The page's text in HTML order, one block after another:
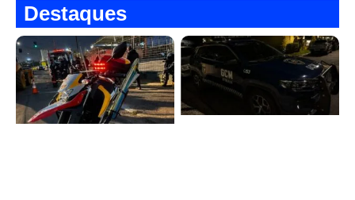
Destaques